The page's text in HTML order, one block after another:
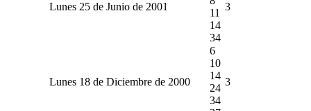
Lunes 25 de Junio de 2001
11
14
34
3
Lunes 18 de Diciembre de 2000
6
10
14
24
34
3